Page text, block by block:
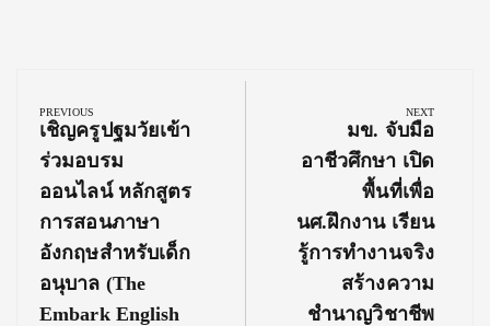
navigation
PREVIOUS
Previous
Post:
เชิญครูปฐมวัยเข้า
ร่วมอบรม
ออนไลน์ หลักสูตร
การสอนภาษา
อังกฤษสำหรับเด็ก
อนุบาล (The
Embark English
NEXT
Next
Post:
มข. จับมือ
อาชีวศึกษา เปิด
พื้นที่เพื่อ
นศ.ฝึกงาน เรียน
รู้การทำงานจริง
สร้างความ
ชำนาญวิชาชีพ